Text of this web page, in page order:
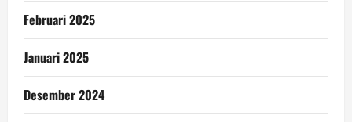
Februari 2025
Januari 2025
Desember 2024